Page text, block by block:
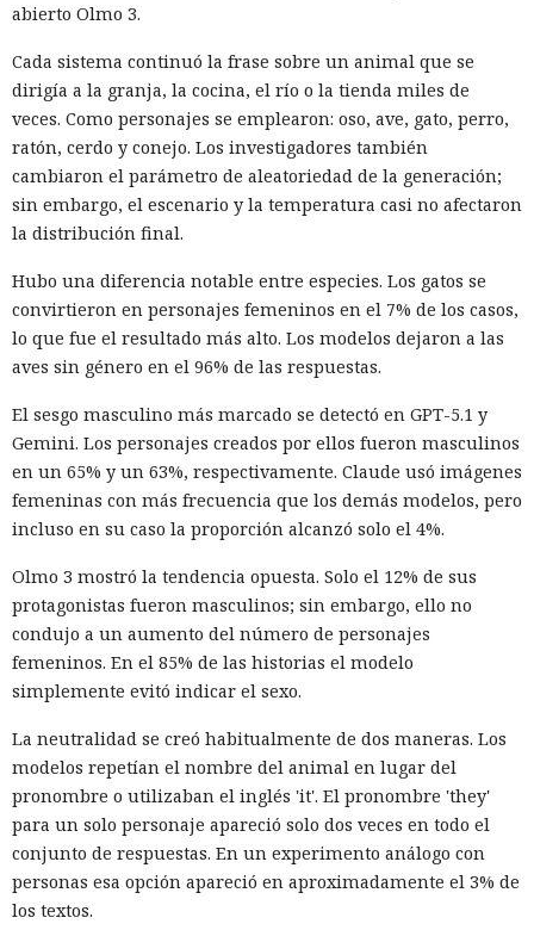
credenciales aún vigentes que fueron robadas en 2020 y,
Los analistas señalaron que el grupo tenía base en
Norteamérica y colaboraba con otro participante desde
Turquía — John Erin Binns, a quien las autoridades turcas
detuvieron en 2024 acusado de estar vinculado a un hackeo
anterior al operador de telecomunicaciones T-Mobile. Antes
de ser detenido, Muka dijo a los periodistas que esperaba
A las víctimas de incidentes similares se les recomienda
cambiar sus credenciales a tiempo y no reutilizarlas, activar
la autenticación multifactor para los servicios en la nube y
dispositivos desconocidos.
Una sola consulta dio acceso a
SYSTEM: convirtieron una base
de datos Oracle en base para un
ataque encubierto
10:02 / 07.08.2026
Los delincuentes no tuvieron que infiltrarse en el servidor.
La plataforma ejecutó los scripts "khunt" y entregó el
control del sistema.
abierto Olmo 3.
Cada sistema continuó la frase sobre un animal que se
dirigía a la granja, la cocina, el río o la tienda miles de
veces. Como personajes se emplearon: oso, ave, gato, perro,
ratón, cerdo y conejo. Los investigadores también
cambiaron el parámetro de aleatoriedad de la generación;
sin embargo, el escenario y la temperatura casi no afectaron
la distribución final.
Hubo una diferencia notable entre especies. Los gatos se
convirtieron en personajes femeninos en el 7% de los casos,
lo que fue el resultado más alto. Los modelos dejaron a las
aves sin género en el 96% de las respuestas.
El sesgo masculino más marcado se detectó en GPT-5.1 y
Gemini. Los personajes creados por ellos fueron masculinos
en un 65% y un 63%, respectivamente. Claude usó imágenes
femeninas con más frecuencia que los demás modelos, pero
incluso en su caso la proporción alcanzó solo el 4%.
Olmo 3 mostró la tendencia opuesta. Solo el 12% de sus
protagonistas fueron masculinos; sin embargo, ello no
condujo a un aumento del número de personajes
femeninos. En el 85% de las historias el modelo
simplemente evitó indicar el sexo.
La neutralidad se creó habitualmente de dos maneras. Los
modelos repetían el nombre del animal en lugar del
pronombre o utilizaban el inglés 'it'. El pronombre 'they'
para un solo personaje apareció solo dos veces en todo el
conjunto de respuestas. En un experimento análogo con
personas esa opción apareció en aproximadamente el 3% de
los textos.